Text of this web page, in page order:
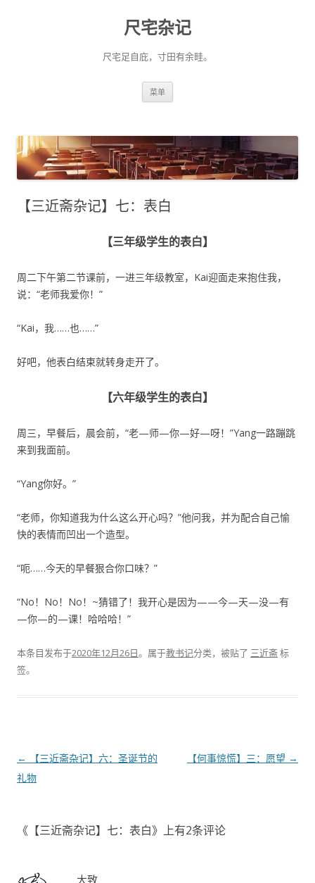
尺宅杂记
尺宅足自庇，寸田有余畦。
菜单
【三近斋杂记】七：表白
【三年级学生的表白】
周二下午第二节课前，一进三年级教室，Kai迎面走来抱住我，
说：“老师我爱你！”
“Kai，我……也……”
好吧，他表白结束就转身走开了。
【六年级学生的表白】
周三，早餐后，晨会前，“老—师—你—好—呀！”Yang一路蹦跳
来到我面前。
“Yang你好。”
“老师，你知道我为什么这么开心吗？”他问我，并为配合自己愉
快的表情而凹出一个造型。
“呃……今天的早餐狠合你口味？”
“No！No！No！~猜错了！我开心是因为——今—天—没—有
—你—的—课！哈哈哈！”
本条目发布于2020年12月26日。属于教书记分类，被贴了 三近斋标
签。
文
章
←
【三近斋杂记】六：圣诞节的
礼物
【何事惊慌】三：愿望 →
《 【三近斋杂记】七：表白》上有2条评论
大致